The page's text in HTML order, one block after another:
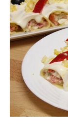
Canelones